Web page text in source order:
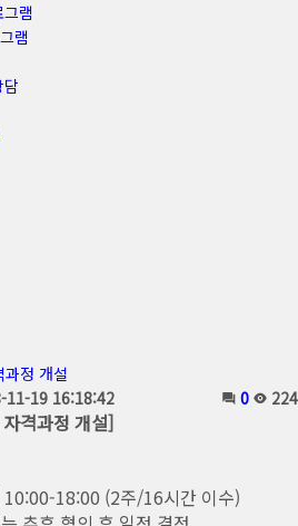
램
램
정 개설
11-19 16:18:42 0 224
격과정 개설]
18:00 (2주/16시간 이수)